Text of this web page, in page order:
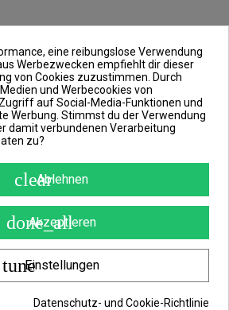
und äußerst praktischer
für die meinsten
geeignet ist. Das
viel Platz für alles, was
ob du zum
Feederangeln,
Wandern gehst.
wie die anderen
Serie, aus einem
gefertigt, das die
Produkts gewährleistet
vor Witteringseinflüssen
eine reibungslose Verwendung
Werbezwecken empfiehlt dir dieser
von Cookies zuzustimmen. Durch
und Werbecookies von
auf Social-Media-Funktionen und
Werbung. Stimmst du der Verwendung
damit verbundenen Verarbeitung
zu?
clearAblehnen
done_all
Akzeptieren
tuneEinstellungen
Datenschutz- und Cookie-Richtlinie